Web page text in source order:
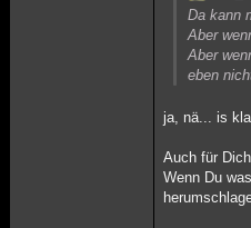
Da kann
Aber
Aber
eben
ja, nä... is
Auch für
Wenn Du